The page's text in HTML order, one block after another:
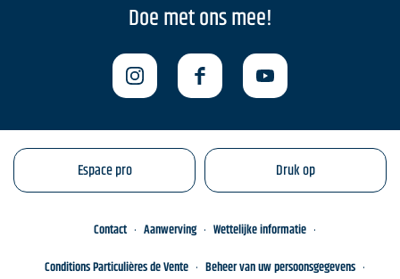
Doe met ons mee!
Espace pro Druk op
Contact Aanwerving
Wettelijke informatie
Conditions Particulières de Vente
Beheer van uw persoonsgegevens